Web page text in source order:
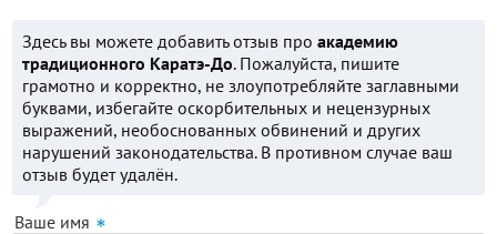
Здесь вы можете добавить отзыв про академию
традиционного Каратэ-До. Пожалуйста, пишите
грамотно и корректно, не злоупотребляйте заглавными
буквами, избегайте оскорбительных и нецензурных
выражений, необоснованных обвинений и других
нарушений законодательства. В противном случае ваш
отзыв будет удалён.
Ваше имя